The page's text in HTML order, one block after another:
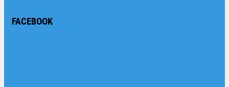
FACEBOOK